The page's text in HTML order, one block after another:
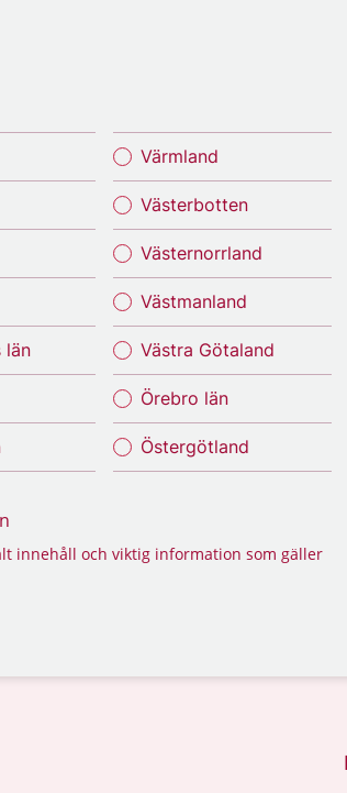
län
Värmland
Västerbotten
Västernorrland
Västmanland
Västra Götaland
Örebro län
Östergötland
innehåll och viktig information som gäller